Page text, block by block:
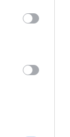
by us to
«Ο
πολλά